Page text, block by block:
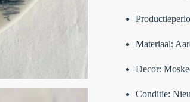
Materiaal:
Decor:
Conditie: